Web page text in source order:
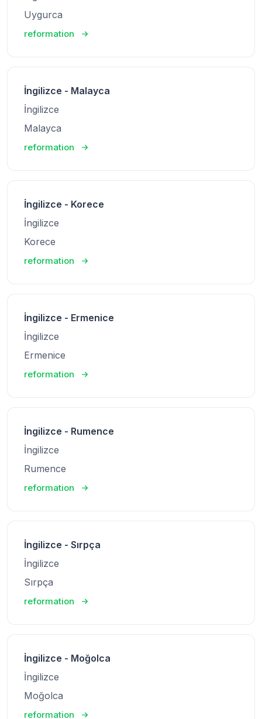
Uygurca
reformation
İngilizce - Malayca
İngilizce
Malayca
reformation
İngilizce - Korece
İngilizce
Korece
reformation
İngilizce - Ermenice
İngilizce
Ermenice
reformation
İngilizce - Rumence
İngilizce
Rumence
reformation
İngilizce - Sırpça
İngilizce
Sırpça
reformation
İngilizce - Moğolca
İngilizce
Moğolca
reformation